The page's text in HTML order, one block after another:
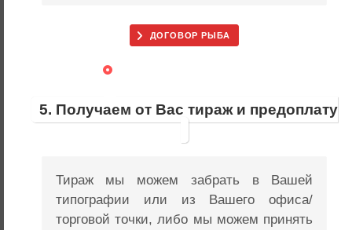
ДОГОВОР РЫБА
5. Получаем от Вас тираж и предоплату
Тираж мы можем забрать в Вашей
типографии или из Вашего офиса/
торговой точки, либо мы можем принять